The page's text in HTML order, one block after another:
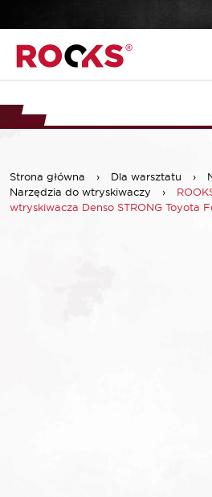
Strona główna › Dla warsztatu ›
Narzędzia do wtryskiwaczy
›
wtryskiwacza Denso STRONG Toyota